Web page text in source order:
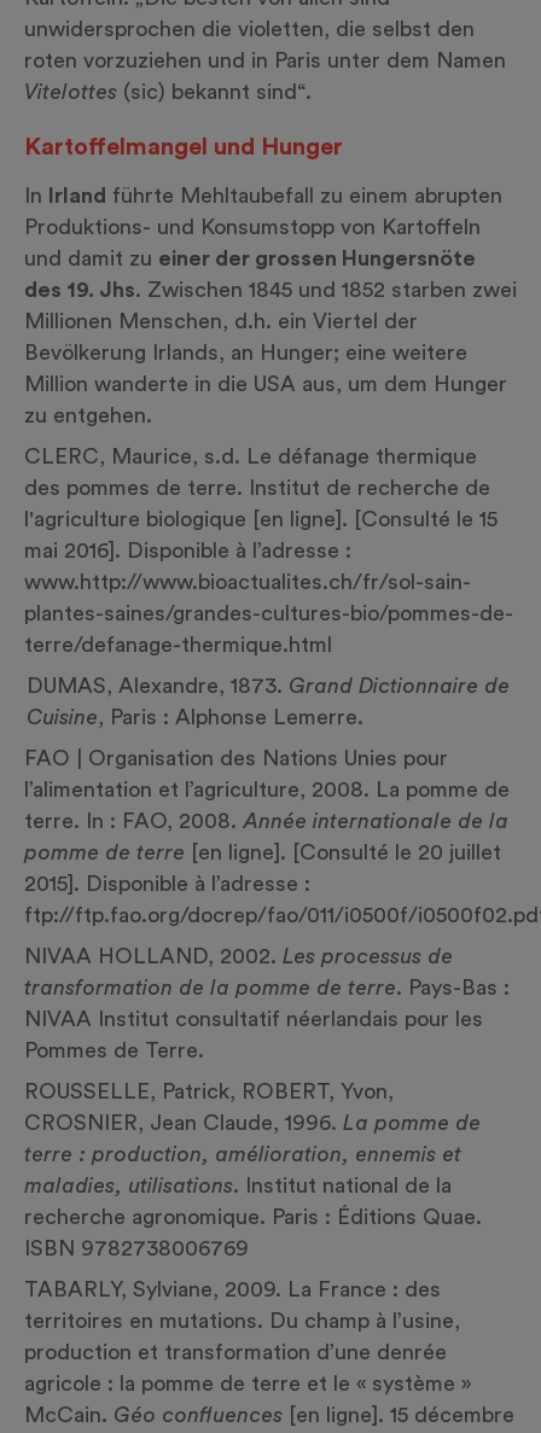
unwidersprochen die violetten, die selbst den
roten vorzuziehen und in Paris unter dem Namen
Vitelottes (sic) bekannt sind“.
Kartoffelmangel und Hunger
In Irland führte Mehltaubefall zu einem abrupten
Produktions- und Konsumstopp von Kartoffeln
und damit zu einer der grossen Hungersnöte
des 19. Jhs. Zwischen 1845 und 1852 starben zwei
Millionen Menschen, d.h. ein Viertel der
Bevölkerung Irlands, an Hunger; eine weitere
Million wanderte in die USA aus, um dem Hunger
zu entgehen.
CLERC, Maurice, s.d. Le défanage thermique
des pommes de terre. Institut de recherche de
l'agriculture biologique [en ligne]. [Consulté le 15
mai 2016]. Disponible à l’adresse :
www. http://www.bioactualites.ch/fr/sol-sain-
plantes-saines/grandes-cultures-bio/pommes-de-
terre/defanage-thermique.html
DUMAS, Alexandre, 1873. Grand Dictionnaire de
Cuisine, Paris : Alphonse Lemerre.
FAO | Organisation des Nations Unies pour
l’alimentation et l’agriculture, 2008. La pomme de
terre. In : FAO, 2008. Année internationale de la
pomme de terre [en ligne]. [Consulté le 20 juillet
2015]. Disponible à l’adresse :
ftp://ftp.fao.org/docrep/fao/011/i0500f/
NIVAA HOLLAND, 2002. Les processus de
transformation de la pomme de terre. Pays-Bas :
NIVAA Institut consultatif néerlandais pour les
Pommes de Terre.
ROUSSELLE, Patrick, ROBERT, Yvon,
CROSNIER, Jean Claude, 1996. La pomme de
terre : production, amélioration, ennemis et
maladies, utilisations. Institut national de la
recherche agronomique. Paris : Éditions Quae.
ISBN 9782738006769
TABARLY, Sylviane, 2009. La France : des
territoires en mutations. Du champ à l’usine,
production et transformation d’une denrée
agricole : la pomme de terre et le « système »
McCain. Géo confluences [en ligne]. 15 décembre